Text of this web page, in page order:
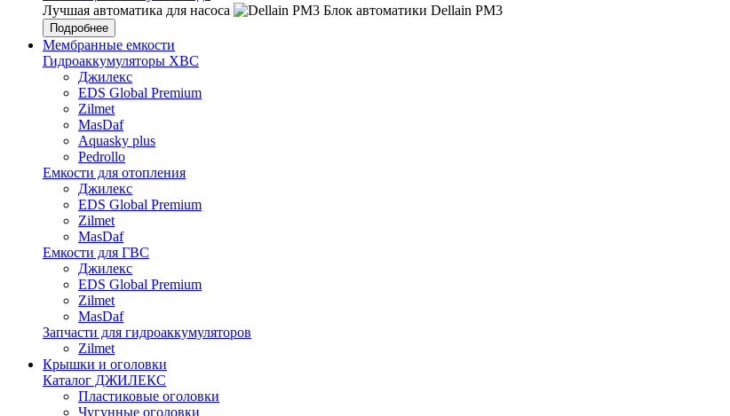
Лучшая автоматика для насоса
Блок автоматики Dellain PM3
Подробнее
Мембранные емкости
Гидроаккумуляторы ХВС
Джилекс
EDS Global Premium
Zilmet
MasDaf
Aquasky plus
Pedrollo
Емкости для отопления
Джилекс
EDS Global Premium
Zilmet
MasDaf
Емкости для ГВС
Джилекс
EDS Global Premium
Zilmet
MasDaf
Запчасти для гидроаккумуляторов
Zilmet
Крышки и оголовки
Каталог ДЖИЛЕКС
Пластиковые оголовки
Чугунные оголовки